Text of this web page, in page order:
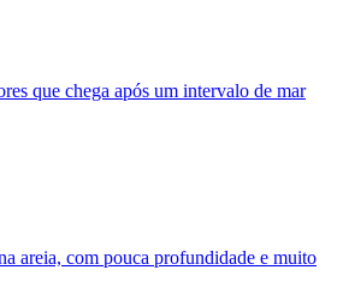
que chega após um intervalo de mar
areia, com pouca profundidade e muito